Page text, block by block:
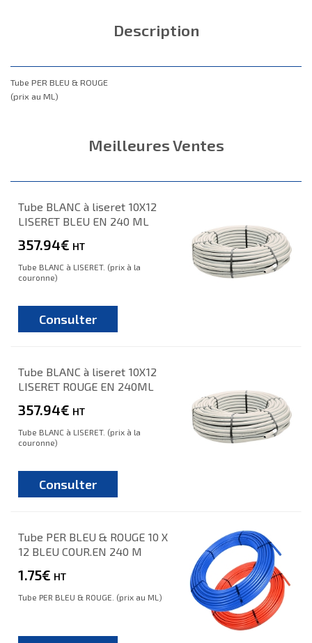
Description
Tube PER BLEU & ROUGE
(prix au ML)
Meilleures Ventes
Tube BLANC à liseret 10X12
LISERET BLEU EN 240 ML
357.94€ HT
Tube BLANC à LISERET. (prix à la
couronne)
Consulter
Tube BLANC à liseret 10X12
LISERET ROUGE EN 240ML
357.94€ HT
Tube BLANC à LISERET. (prix à la
couronne)
Consulter
Tube PER BLEU & ROUGE 10 X
12 BLEU COUR.EN 240 M
1.75€ HT
Tube PER BLEU & ROUGE. (prix au ML)